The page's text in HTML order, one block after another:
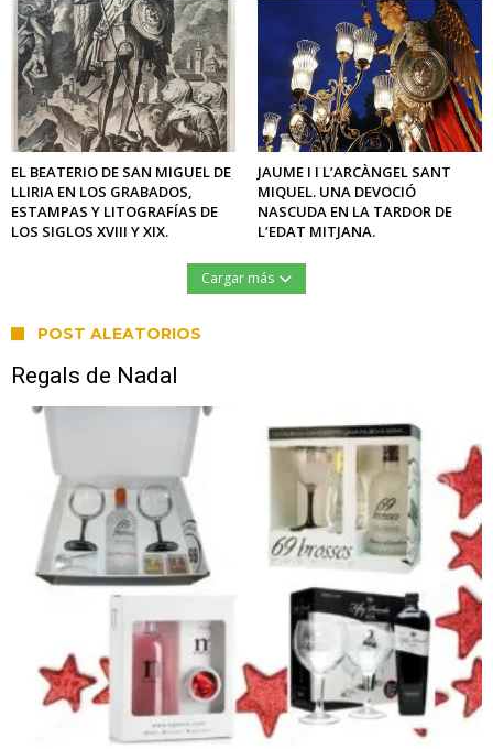
EL BEATERIO DE SAN MIGUEL DE
LLIRIA EN LOS GRABADOS,
ESTAMPAS Y LITOGRAFÍAS DE
LOS SIGLOS XVIII Y XIX.
JAUME I I L’ARCÀNGEL SANT
MIQUEL. UNA DEVOCIÓ
NASCUDA EN LA TARDOR DE
L’EDAT MITJANA.
Cargar más
POST ALEATORIOS
Regals de Nadal